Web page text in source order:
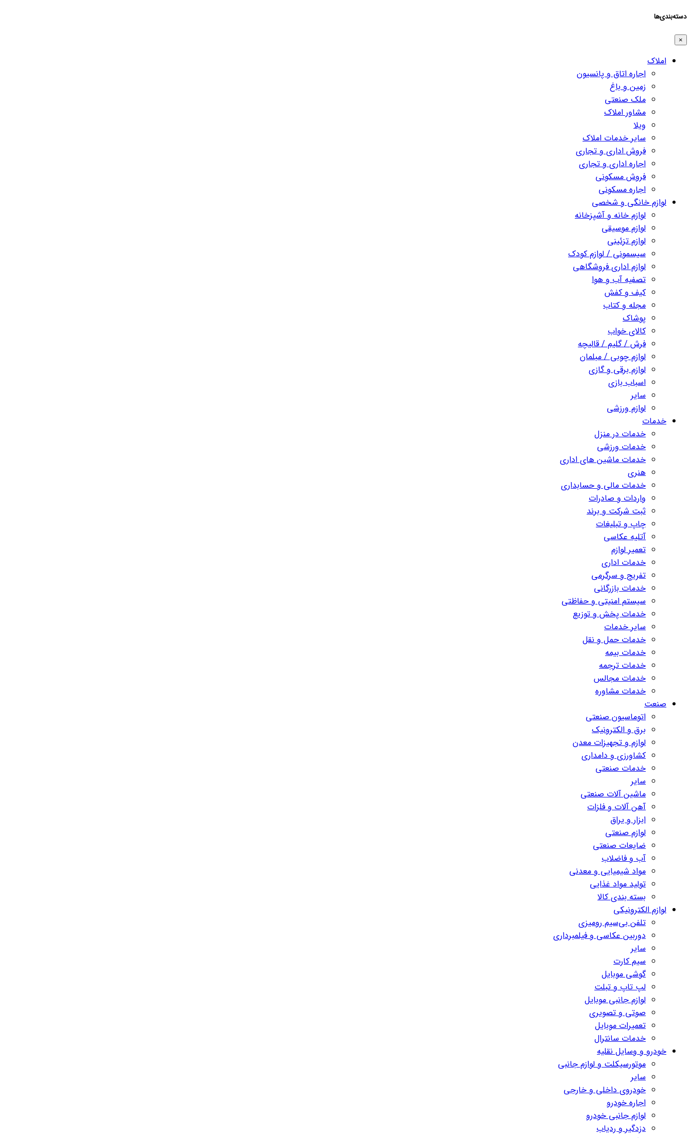
دسته‌بندی‌ها
×
املاک
اجاره اتاق و پانسیون
زمین و باغ
ملک صنعتی
مشاور املاک
ویلا
سایر خدمات املاک
فروش اداری و تجاری
اجاره اداری و تجاری
فروش مسکونی
اجاره مسکونی
لوازم خانگی و شخصی
لوازم خانه و آشپزخانه
لوازم موسیقی
لوازم تزئینی
سیسمونی / لوازم کودک
لوازم اداری فروشگاهی
تصفیه آب و هوا
کیف و کفش
مجله و کتاب
پوشاک
کالای خواب
فرش / گلیم / قالیچه
لوازم چوبی / مبلمان
لوازم برقی و گازی
اسباب بازی
سایر
لوازم ورزشی
خدمات
خدمات در منزل
خدمات ورزشی
خدمات ماشین های اداری
هنری
خدمات مالی و حسابداری
واردات و صادرات
ثبت شرکت و برند
چاپ و تبلیغات
آتلیه عکاسی
تعمیر لوازم
خدمات اداری
تفریح و سرگرمی
خدمات بازرگانی
سیستم امنیتی و حفاظتی
خدمات پخش و توزیع
سایر خدمات
خدمات حمل و نقل
خدمات بیمه
خدمات ترجمه
خدمات مجالس
خدمات مشاوره
صنعت
اتوماسیون صنعتی
برق و الکترونیک
لوازم و تجهیزات معدن
کشاورزی و دامداری
خدمات صنعتی
سایر
ماشین آلات صنعتی
آهن آلات و فلزات
ابزار و یراق
لوازم صنعتی
ضایعات صنعتی
آب و فاضلاب
مواد شیمیایی و معدنی
تولید مواد غذایی
بسته بندی کالا
لوازم الکترونیکی
تلفن بی‌سیم رومیزی
دوربین عکاسی و فیلمبرداری
سایر
سیم کارت
گوشی موبایل
لپ تاپ و تبلت
لوازم جانبی موبایل
صوتی و تصویری
تعمیرات موبایل
خدمات سانترال
خودرو و وسایل نقلیه
موتورسیکلت و لوازم جانبی
سایر
خودروی داخلی و خارجی
اجاره خودرو
لوازم جانبی خودرو
دزدگیر و ردیاب